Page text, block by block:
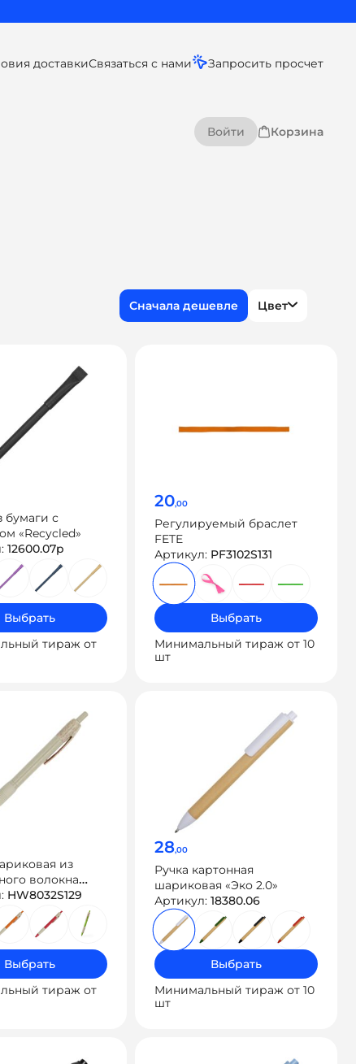
доставкиСвязаться с нами Запросить просчет
Войти Корзина
Цвет
бумаги с
«Recycled»
12600.07p
Выбрать
тираж от
20,00
Регулируемый браслет
FETE
Артикул: PF3102S131
Выбрать
Минимальный тираж от 10
шт
из
волокна
HW8032S129
Выбрать
тираж от
28,00
Ручка картонная
шариковая «Эко 2.0»
Артикул: 18380.06
Выбрать
Минимальный тираж от 10
шт